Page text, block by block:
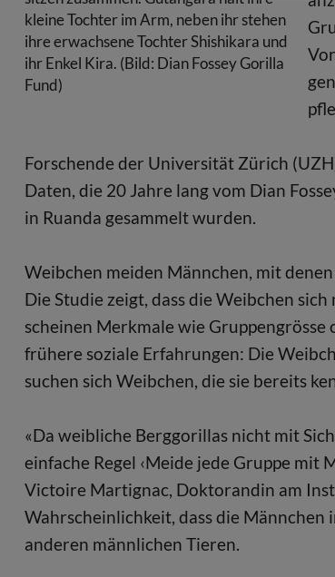
kleine Tochter im Arm, neben ihr stehen
ihre erwachsene Tochter Shishikara und
ihr Enkel Kira. (Bild: Dian Fossey Gorilla
Fund)
Forschende der Universität Zürich
Daten, die 20 Jahre lang vom Dian
in Ruanda gesammelt wurden.
Weibchen meiden Männchen, mit
Die Studie zeigt, dass die Weibchen
scheinen Merkmale wie
frühere soziale Erfahrungen: Die
suchen sich Weibchen, die sie bereits
«Da weibliche Berggorillas nicht mit
einfache Regel ‹Meide jede Gruppe mit
Victoire Martignac, Doktorandin am
Wahrscheinlichkeit, dass die
anderen männlichen Tieren.